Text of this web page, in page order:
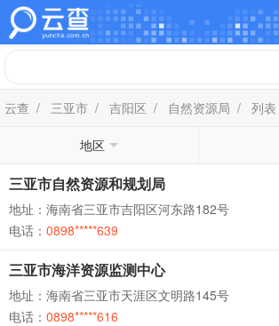
云查 / 三亚市 / 吉阳区 / 自然资源局 / 列表
地区
三亚市自然资源和规划局
地址：海南省三亚市吉阳区河东路182号
电话： 0898*****639
三亚市海洋资源监测中心
地址：海南省三亚市天涯区文明路145号
电话： 0898*****616